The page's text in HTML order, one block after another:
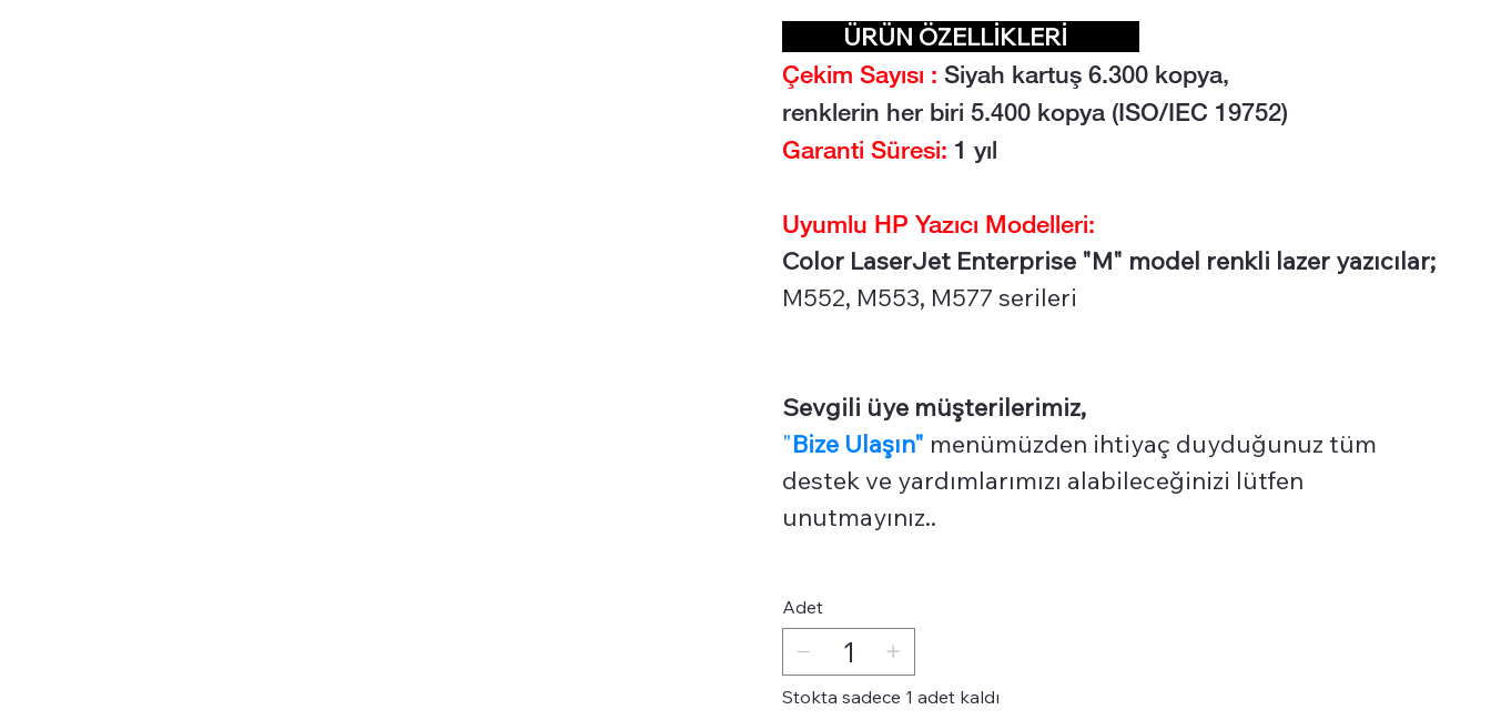
ÜRÜN ÖZELLİKLERİ
Çekim Sayısı : Siyah kartuş 6.300 kopya,
renklerin her biri 5.400 kopya (ISO/IEC 19752)
Garanti Süresi: 1 yıl
Uyumlu HP Yazıcı Modelleri:
Color LaserJet Enterprise "M" model renkli lazer yazıcılar;
M552, M553, M577 serileri
Sevgili üye müşterilerimiz,
"Bize Ulaşın" menümüzden ihtiyaç duyduğunuz tüm
destek ve yardımlarımızı alabileceğinizi lütfen
unutmayınız..
Adet
Stokta sadece 1 adet kaldı